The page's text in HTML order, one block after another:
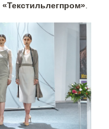
«Текстильлегпром».